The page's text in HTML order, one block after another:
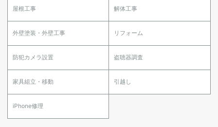
屋根工事 解体工事
外壁塗装・外壁工事 リフォーム
防犯カメラ設置 盗聴器調査
家具組立・移動 引越し
iPhone修理